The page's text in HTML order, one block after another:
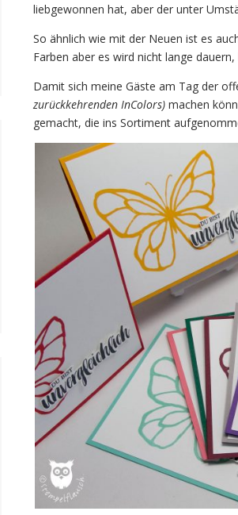
liebgewonnen hat, aber der unter
So ähnlich wie mit der Neuen ist es
Farben aber es wird nicht lange
Damit sich meine Gäste am Tag der
zurückkehrenden InColors)machen
gemacht, die ins Sortiment